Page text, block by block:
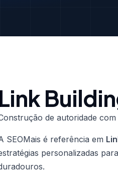
Link
de autoridade
SEOMais é referência em
personalizadas